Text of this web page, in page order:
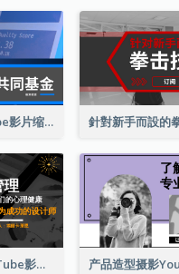
投资选择对比Youtube影片缩图
心理健康研讨会YouTube影片缩图